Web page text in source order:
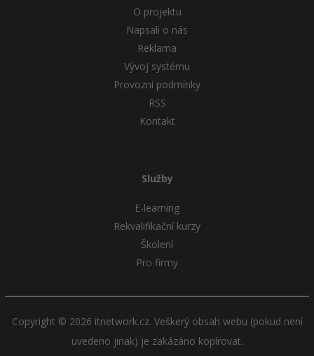
O projektu
Napsali o nás
Reklama
Vývoj systému
Provozní podmínky
RSS
Kontakt
Služby
E-learning
Rekvalifikační kurzy
Školení
Pro firmy
Copyright © 2026 itnetwork.cz. Veškerý obsah webu (pokud není
uvedeno jinak) je zakázáno kopírovat.